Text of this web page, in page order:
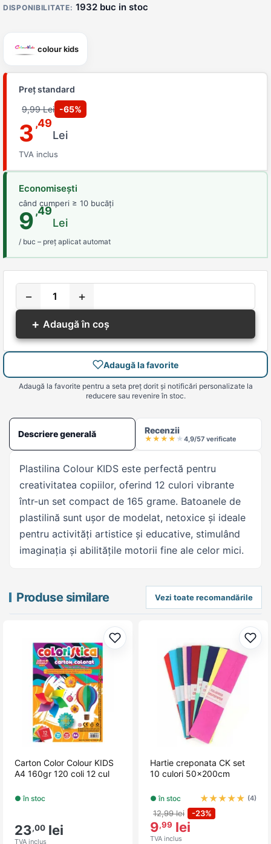
DISPONIBILITATE: 1932 buc in stoc
colour kids
Preț standard
9,99 Lei -65%
3 ,49
Lei
TVA inclus
Economisești
când cumperi ≥ 10 bucăți
9,49
Lei
/ buc – preț aplicat automat
−
+
+ Adaugă în coș
Adaugă la favorite
Adaugă la favorite pentru a seta preț dorit și notificări personalizate la
reducere sau revenire în stoc.
Descriere generală Recenzii
★ ★ ★ ★ ★4,9/57 verificate
Plastilina Colour KIDS este perfectă pentru
creativitatea copiilor, oferind 12 culori vibrante
într-un set compact de 165 grame. Batoanele de
plastilină sunt ușor de modelat, netoxice și ideale
pentru activități artistice și educative, stimulând
imaginația și abilitățile motorii fine ale celor mici.
Produse similare Vezi toate recomandările
Adaugă la favorite
Carton Color Colour KIDS
A4 160gr 120 coli 12 cul
● în stoc
23,00 lei
TVA inclus
Hartie creponata CK set
10 culori 50x200cm
● în stoc ★★★★★ (4)
12,99 lei -23%
9,99 lei
TVA inclus